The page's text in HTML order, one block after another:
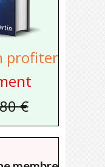
profiter
€